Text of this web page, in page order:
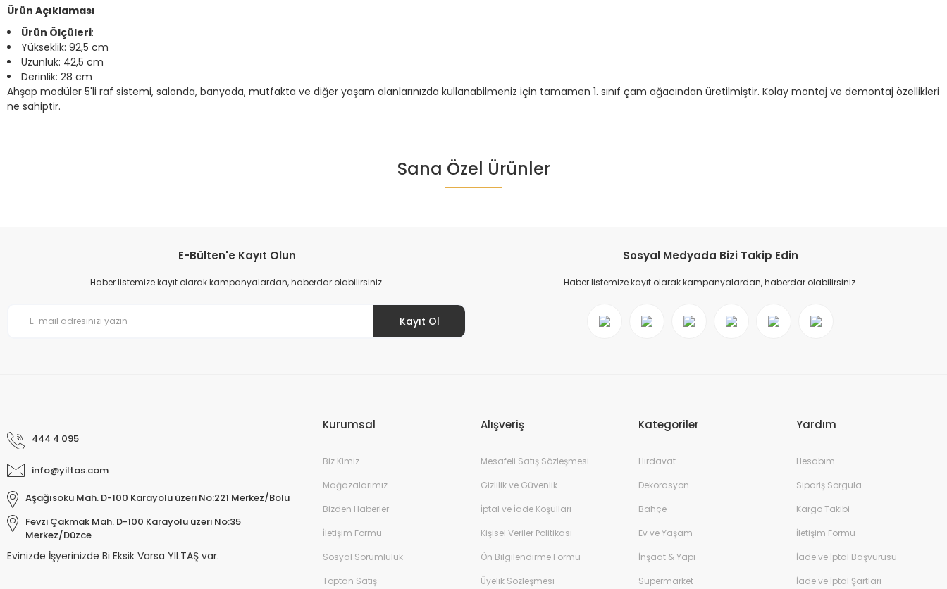
Ürün Açıklaması
Ürün Ölçüleri:
Yükseklik: 92,5 cm
Uzunluk: 42,5 cm
Derinlik: 28 cm
Ahşap modüler 5'li raf sistemi, salonda, banyoda, mutfakta ve diğer yaşam alanlarınızda kullanabilmeniz için tamamen 1. sınıf çam ağacından üretilmiştir. Kolay montaj ve demontaj özellikleri
ne sahiptir.
Bu ürüne ilk yorumu siz yapın!
Ürün hakkında henüz soru sorulmamış.
Bu ürünün fiyat bilgisi, resim, ürün açıklamalarında ve diğer konularda yetersiz gördüğünüz noktaları öneri formunu kullanarak tarafımıza iletebilirsiniz.
Bu ürüne benzer farklı alternatifler olmalı.
Sana Özel Ürünler
E-Bülten'e Kayıt Olun
Haber listemize kayıt olarak kampanyalardan, haberdar olabilirsiniz.
Kayıt Ol
Sosyal Medyada Bizi Takip Edin
Haber listemize kayıt olarak kampanyalardan, haberdar olabilirsiniz.
444 4 095
info@yiltas.com
Aşağısoku Mah. D-100 Karayolu üzeri No:221 Merkez/Bolu
Fevzi Çakmak Mah. D-100 Karayolu üzeri No:35
Merkez/Düzce
Evinizde İşyerinizde Bi Eksik Varsa YILTAŞ var.
Kurumsal
Biz Kimiz
Mağazalarımız
Bizden Haberler
İletişim Formu
Sosyal Sorumluluk
Toptan Satış
Alışveriş
Mesafeli Satış Sözleşmesi
Gizlilik ve Güvenlik
İptal ve İade Koşulları
Kişisel Veriler Politikası
Ön Bilgilendirme Formu
Üyelik Sözleşmesi
Kategoriler
Hırdavat
Dekorasyon
Bahçe
Ev ve Yaşam
İnşaat & Yapı
Süpermarket
Yardım
Hesabım
Sipariş Sorgula
Kargo Takibi
İletişim Formu
İade ve İptal Başvurusu
İade ve İptal Şartları